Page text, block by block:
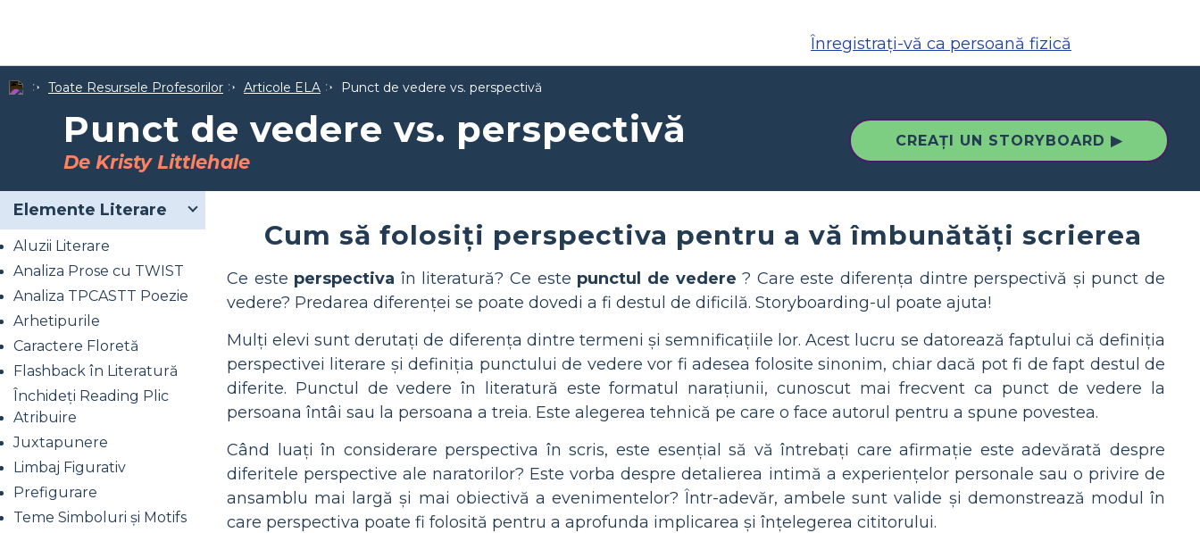
Înregistrați-vă ca persoană fizică
Toate Resursele Profesorilor Articole ELA Punct de vedere vs. perspectivă
Punct de vedere vs. perspectivă
De Kristy Littlehale
CREAȚI UN STORYBOARD ▶
Elemente Literare
Aluzii Literare
Analiza Prose cu TWIST
Analiza TPCASTT Poezie
Arhetipurile
Caractere Floretă
Flashback în Literatură
Închideți Reading Plic
Atribuire
Juxtapunere
Limbaj Figurativ
Prefigurare
Teme Simboluri și Motifs
Cum să folosiți perspectiva pentru a vă îmbunătăți scrierea
Ce este perspectiva în literatură? Ce este punctul de vedere ? Care este diferența dintre perspectivă și punct de
vedere? Predarea diferenței se poate dovedi a fi destul de dificilă. Storyboarding-ul poate ajuta!
Mulți elevi sunt derutați de diferența dintre termeni și semnificațiile lor. Acest lucru se datorează faptului că definiția
perspectivei literare și definiția punctului de vedere vor fi adesea folosite sinonim, chiar dacă pot fi de fapt destul de
diferite. Punctul de vedere în literatură este formatul narațiunii, cunoscut mai frecvent ca punct de vedere la
persoana întâi sau la persoana a treia. Este alegerea tehnică pe care o face autorul pentru a spune povestea.
Când luați în considerare perspectiva în scris, este esențial să vă întrebați care afirmație este adevărată despre
diferitele perspective ale naratorilor? Este vorba despre detalierea intimă a experiențelor personale sau o privire de
ansamblu mai largă și mai obiectivă a evenimentelor? Într-adevăr, ambele sunt valide și demonstrează modul în
care perspectiva poate fi folosită pentru a aprofunda implicarea și înțelegerea cititorului.